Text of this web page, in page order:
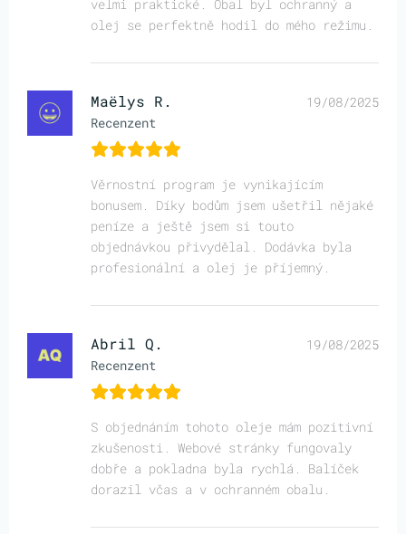
velmi praktické. Obal byl ochranný a
olej se perfektně hodil do mého režimu.
Maëlys R.
Recenzent
19/08/2025
Věrnostní program je vynikajícím
bonusem. Díky bodům jsem ušetřil nějaké
peníze a ještě jsem si touto
objednávkou přivydělal. Dodávka byla
profesionální a olej je příjemný.
Abril Q.
Recenzent
19/08/2025
S objednáním tohoto oleje mám pozitivní
zkušenosti. Webové stránky fungovaly
dobře a pokladna byla rychlá. Balíček
dorazil včas a v ochranném obalu.